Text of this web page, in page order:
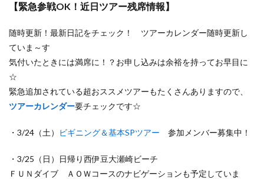
【緊急参戦OK！近日ツアー残席情報】
随時更新！最新日記をチェック！ ツアーカレンダー随時更新し
ていま～す
気付いたときには満席に！？お申し込みは余裕を持ってお早目に
☆
緊急追加されている超おススメツアーもたくさんありますので、
ツアーカレンダー要チェックです☆
・3/24（土） ビギニング＆基本SPツアー 参加メンバー募集中！
・3/25（日）日帰り西伊豆大瀬崎ビーチ
ＦＵＮダイブ ＡＯＷコースのナビゲーションも予定していま